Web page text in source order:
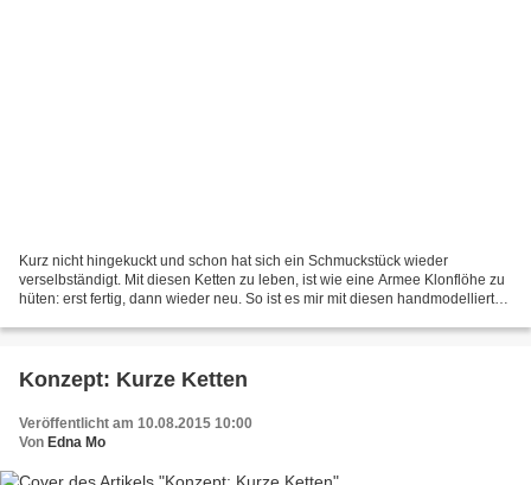
Kurz nicht hingekuckt und schon hat sich ein Schmuckstück wieder
verselbständigt. Mit diesen Ketten zu leben, ist wie eine Armee Klonflöhe zu
hüten: erst fertig, dann wieder neu. So ist es mir mit diesen handmodellierten
Konzept: Kurze Ketten
Veröffentlicht am 10.08.2015 10:00
Von Edna Mo